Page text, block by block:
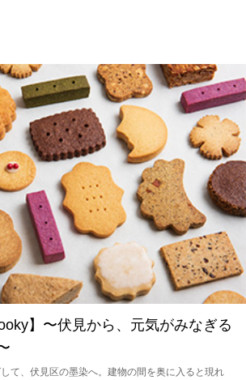
】〜伏見から、元気がみなぎる
て、伏見区の墨染へ。建物の間を奥に入ると現れ